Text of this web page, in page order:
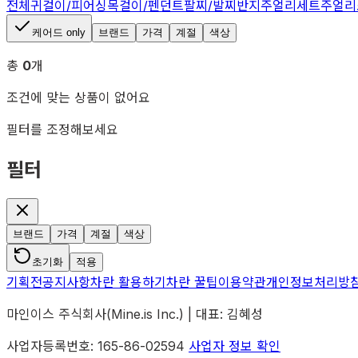
전체 귀걸이/피어싱목걸이/펜던트팔찌/발찌 반지 주얼리세트주얼
케어드 only 브랜드 가격 계절 색상
총 0개
조건에 맞는 상품이 없어요
필터를 조정해보세요
필터
브랜드 가격 계절 색상
초기화 적용
기획전공지사항차란 활용하기차란 꿀팁이용약관개인정보처리방
마인이스 주식회사(Mine.is Inc.) | 대표: 김혜성
사업자등록번호: 165-86-02594 사업자 정보 확인